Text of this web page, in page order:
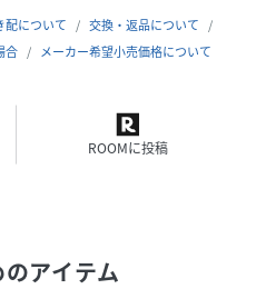
配について
交換・返品について
合
メーカー希望小売価格について
ROOMに投稿
アイテム